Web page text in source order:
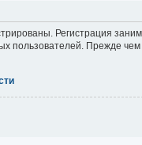
Регистрация
пользователей. Прежде